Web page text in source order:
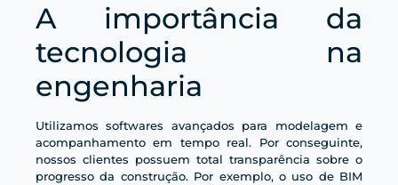
A importância da
tecnologia na
engenharia
Utilizamos softwares avançados para modelagem e
acompanhamento em tempo real. Por conseguinte,
nossos clientes possuem total transparência sobre o
progresso da construção. Por exemplo, o uso de BIM